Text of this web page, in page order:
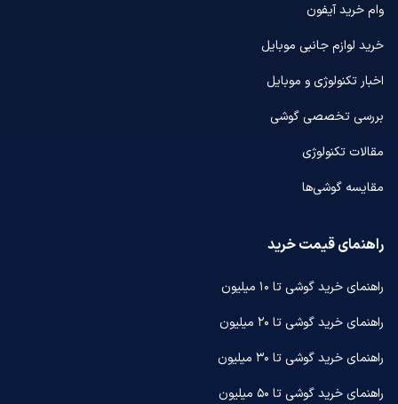
وام خرید آیفون
خرید لوازم جانبی موبایل
اخبار تکنولوژی و موبایل
بررسی تخصصی گوشی
مقالات تکنولوژی
مقایسه گوشی‌ها
راهنمای قیمت خرید
راهنمای خرید گوشی تا ۱۰ میلیون
راهنمای خرید گوشی تا ۲۰ میلیون
راهنمای خرید گوشی تا ۳۰ میلیون
راهنمای خرید گوشی تا ۵۰ میلیون